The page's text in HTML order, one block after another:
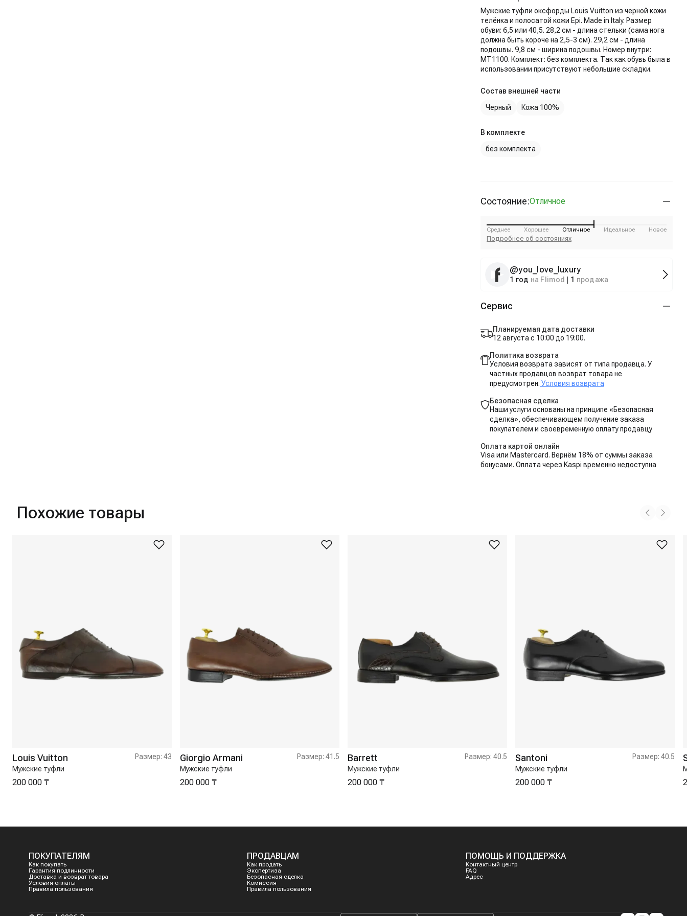
Мужские туфли оксфорды Louis Vuitton из черной кожи
телёнка и полосатой кожи Epi. Made in Italy. Размер
обуви: 6,5 или 40,5. 28,2 см - длина стельки (сама нога
должна быть короче на 2,5-3 см). 29,2 см - длина
подошвы. 9,8 см - ширина подошвы. Номер внутри:
MT1100. Комплект: без комплекта. Так как обувь была в
использовании присутствуют небольшие складки.
Состав внешней части
Черный
Кожа 100%
В комплекте
без комплекта
Состояние:Отличное
Среднее Хорошее Отличное Идеальное Новое
Подробнее об состояниях
@you_love_luxury
1 год на Flimod 1 продажа
Сервис
Планируемая дата доставки
12 августа с 10:00 до 19:00.
Политика возврата
Условия возврата зависят от типа продавца. У
частных продавцов возврат товара не
предусмотрен. Условия возврата
Безопасная сделка
Наши услуги основаны на принципе «Безопасная
сделка», обеспечивающем получение заказа
покупателем и своевременную оплату продавцу
Оплата картой онлайн
Visa или Mastercard. Вернём 18% от суммы заказа
бонусами. Оплата через Kaspi временно недоступна
Похожие товары
Louis Vuitton
Мужские туфли
Размер: 43
200 000 ₸
Giorgio Armani
Мужские туфли
Размер: 41.5
200 000 ₸
Barrett
Мужские туфли
Размер: 40.5
200 000 ₸
Santoni
Мужские туфли
Размер: 40.5
200 000 ₸
ПОКУПАТЕЛЯМ
Как покупать
Гарантия подлинности
Доставка и возврат товара
Условия оплаты
Правила пользования
ПРОДАВЦАМ
Как продать
Экспертиза
Безопасная сделка
Комиссия
Правила пользования
ПОМОЩЬ И ПОДДЕРЖКА
Контактный центр
FAQ
Адрес